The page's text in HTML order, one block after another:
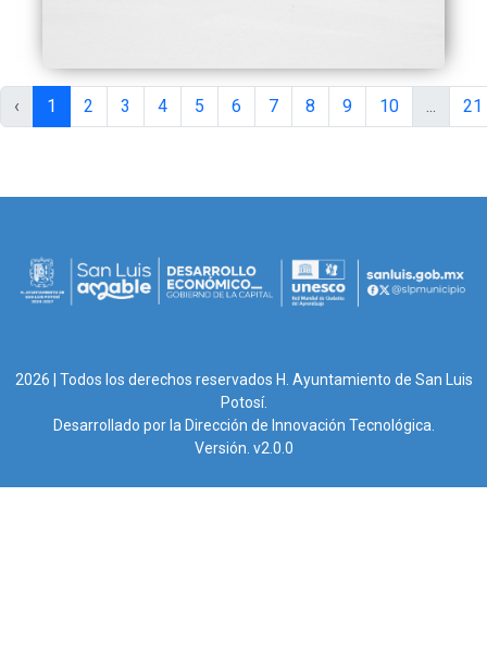
‹ 1 2 3 4 5 6 7 8 9 10 21
2026 | Todos los derechos reservados H. Ayuntamiento de San Luis
Potosí.
Desarrollado por la Dirección de Innovación Tecnológica.
Versión. v2.0.0